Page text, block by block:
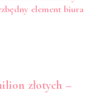
element biura
złotych –